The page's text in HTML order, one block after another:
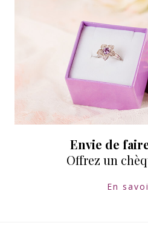
Envie de
Offrez un
En